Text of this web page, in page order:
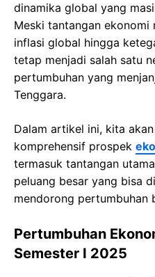
dinamika global yang
Meski tantangan ekonomi
inflasi global hingga
tetap menjadi salah satu
pertumbuhan yang
Tenggara.
Dalam artikel ini, kita
komprehensif prospek
termasuk tantangan
peluang besar yang bisa
mendorong pertumbuhan
Pertumbuhan
Semester I 2025